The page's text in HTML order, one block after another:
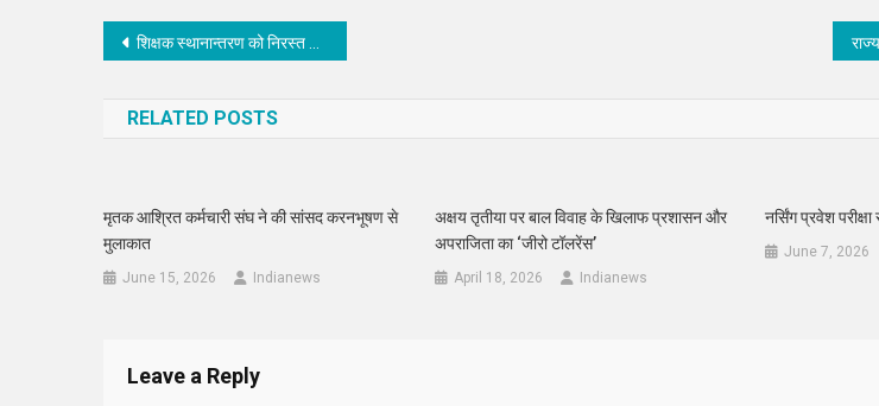
Post
शिक्षक स्थानान्तरण को निरस्त करने को लेकर सौंपा ज्ञापन
RELATED POSTS
मृतक आश्रित कर्मचारी संघ ने की सांसद करनभूषण से
मुलाकात
June 15, 2026 Indianews
अक्षय तृतीया पर बाल विवाह के खिलाफ प्रशासन और
अपराजिता का ‘जीरो टॉलरेंस’
April 18, 2026 Indianews
नर्सिंग प्रवेश
June 7, 2026
Leave a Reply